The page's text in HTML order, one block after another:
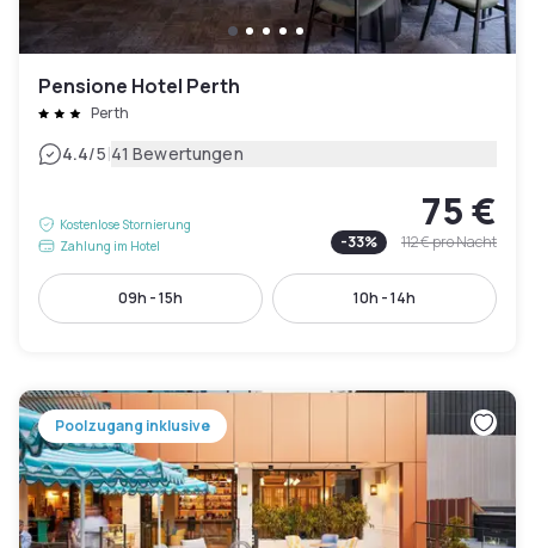
Pensione Hotel Perth
Perth
4.4/5|41 Bewertungen
Kostenlose Stornierung
Zahlung im Hotel
75 €
-33% 112 €pro Nacht
09h - 15h 10h - 14h
Poolzugang inklusive